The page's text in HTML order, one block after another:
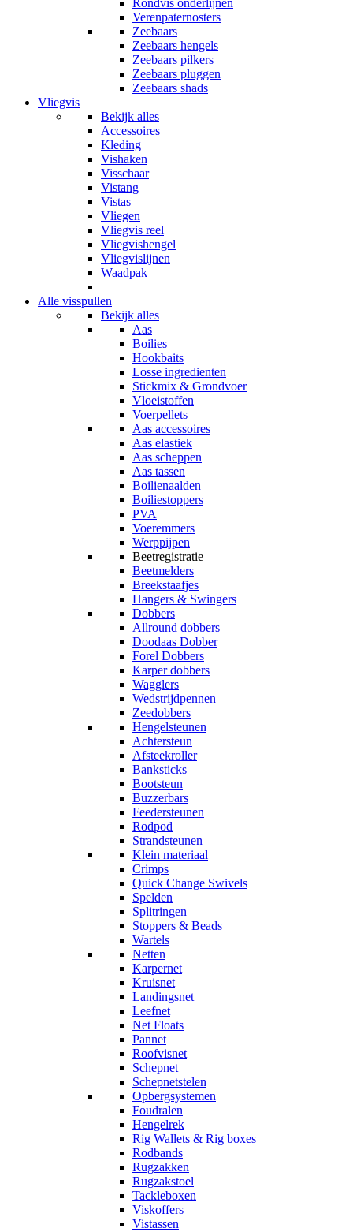
Rondvis onderlijnen
Verenpaternosters
Zeebaars
Zeebaars hengels
Zeebaars pilkers
Zeebaars pluggen
Zeebaars shads
Vliegvis
Bekijk alles
Accessoires
Kleding
Vishaken
Visschaar
Vistang
Vistas
Vliegen
Vliegvis reel
Vliegvishengel
Vliegvislijnen
Waadpak
Alle visspullen
Bekijk alles
Aas
Boilies
Hookbaits
Losse ingredienten
Stickmix & Grondvoer
Vloeistoffen
Voerpellets
Aas accessoires
Aas elastiek
Aas scheppen
Aas tassen
Boilienaalden
Boiliestoppers
PVA
Voeremmers
Werppijpen
Beetregistratie
Beetmelders
Breekstaafjes
Hangers & Swingers
Dobbers
Allround dobbers
Doodaas Dobber
Forel Dobbers
Karper dobbers
Wagglers
Wedstrijdpennen
Zeedobbers
Hengelsteunen
Achtersteun
Afsteekroller
Banksticks
Bootsteun
Buzzerbars
Feedersteunen
Rodpod
Strandsteunen
Klein materiaal
Crimps
Quick Change Swivels
Spelden
Splitringen
Stoppers & Beads
Wartels
Netten
Karpernet
Kruisnet
Landingsnet
Leefnet
Net Floats
Pannet
Roofvisnet
Schepnet
Schepnetstelen
Opbergsystemen
Foudralen
Hengelrek
Rig Wallets & Rig boxes
Rodbands
Rugzakken
Rugzakstoel
Tackleboxen
Viskoffers
Vistassen